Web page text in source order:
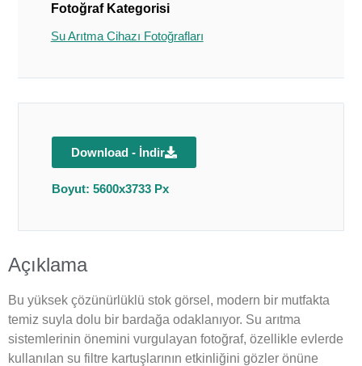
Fotoğraf Kategorisi
Su Arıtma Cihazı Fotoğrafları
Download - İndir
Boyut: 5600x3733 Px
Açıklama
Bu yüksek çözünürlüklü stok görsel, modern bir mutfakta
temiz suyla dolu bir bardağa odaklanıyor. Su arıtma
sistemlerinin önemini vurgulayan fotoğraf, özellikle evlerde
kullanılan su filtre kartuşlarının etkinliğini gözler önüne